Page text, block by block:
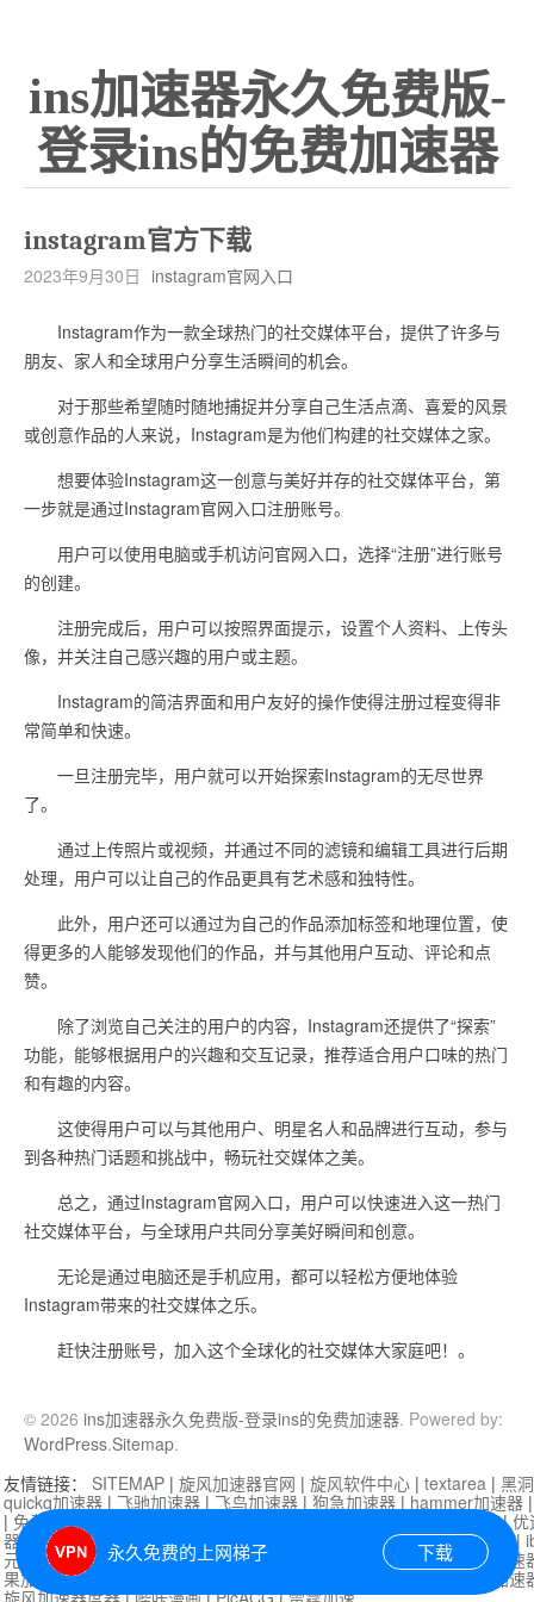
ins加速器永久免费版-
登录ins的免费加速器
instagram官方下载
2023年9月30日 instagram官网入口
Instagram作为一款全球热门的社交媒体平台，提供了许多与
朋友、家人和全球用户分享生活瞬间的机会。
对于那些希望随时随地捕捉并分享自己生活点滴、喜爱的风景
或创意作品的人来说，Instagram是为他们构建的社交媒体之家。
想要体验Instagram这一创意与美好并存的社交媒体平台，第
一步就是通过Instagram官网入口注册账号。
用户可以使用电脑或手机访问官网入口，选择“注册”进行账号
的创建。
注册完成后，用户可以按照界面提示，设置个人资料、上传头
像，并关注自己感兴趣的用户或主题。
Instagram的简洁界面和用户友好的操作使得注册过程变得非
常简单和快速。
一旦注册完毕，用户就可以开始探索Instagram的无尽世界
了。
通过上传照片或视频，并通过不同的滤镜和编辑工具进行后期
处理，用户可以让自己的作品更具有艺术感和独特性。
此外，用户还可以通过为自己的作品添加标签和地理位置，使
得更多的人能够发现他们的作品，并与其他用户互动、评论和点
赞。
除了浏览自己关注的用户的内容，Instagram还提供了“探索”
功能，能够根据用户的兴趣和交互记录，推荐适合用户口味的热门
和有趣的内容。
这使得用户可以与其他用户、明星名人和品牌进行互动，参与
到各种热门话题和挑战中，畅玩社交媒体之美。
总之，通过Instagram官网入口，用户可以快速进入这一热门
社交媒体平台，与全球用户共同分享美好瞬间和创意。
无论是通过电脑还是手机应用，都可以轻松方便地体验
Instagram带来的社交媒体之乐。
赶快注册账号，加入这个全球化的社交媒体大家庭吧！。
© 2026 ins加速器永久免费版-登录ins的免费加速器. Powered by:
WordPress.Sitemap.
永久免费的上网梯子 下载
友情链接： SITEMAP | 旋风加速器官网 | 旋风软件中心 | textarea | 黑
quickq加速器 | 飞驰加速器 | 飞鸟加速器 | 狗急加速器 | hammer加速器
| 免费vqn加速外网 迷雾通|优
器| 快柠檬加速器|黑洞加速 |falemon 快橙加速器|anycast加速器 |
元机场加速器 |一元机场|老王加速器 | 白石山|
小牛加速
果加速器|黑洞加速
芒果加速